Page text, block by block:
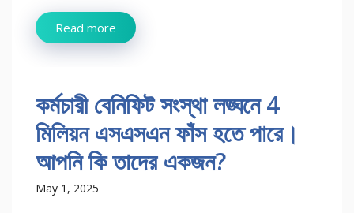
Read more
কর্মচারী বেনিফিট সংস্থা লঙ্ঘনে 4
মিলিয়ন এসএসএন ফাঁস হতে পারে।
আপনি কি তাদের একজন?
May 1, 2025